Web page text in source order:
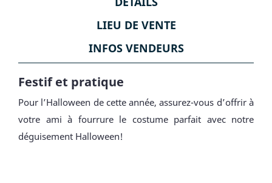
LIEU DE VENTE
INFOS VENDEURS
Festif et pratique
Pour l’Halloween de cette année, assurez-vous d’offrir à
votre ami à fourrure le costume parfait avec notre
déguisement Halloween!